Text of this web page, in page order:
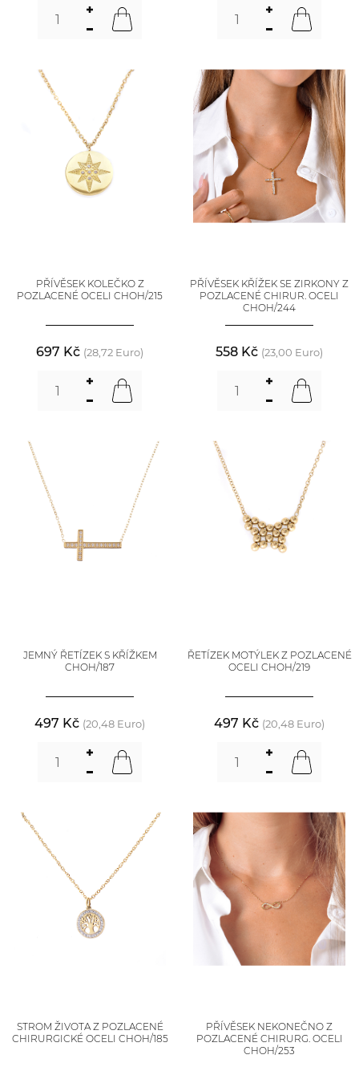
PŘÍVĚSEK KOLEČKO Z
POZLACENÉ OCELI CHOH/215
697 Kč (28,72 Euro)
PŘÍVĚSEK KŘÍŽEK SE ZIRKONY Z
POZLACENÉ CHIRUR. OCELI
CHOH/244
558 Kč (23,00 Euro)
JEMNÝ ŘETÍZEK S KŘÍŽKEM
CHOH/187
497 Kč (20,48 Euro)
ŘETÍZEK MOTÝLEK Z POZLACENÉ
OCELI CHOH/219
497 Kč (20,48 Euro)
STROM ŽIVOTA Z POZLACENÉ
CHIRURGICKÉ OCELI CHOH/185
PŘÍVĚSEK NEKONEČNO Z
POZLACENÉ CHIRURG. OCELI
CHOH/253